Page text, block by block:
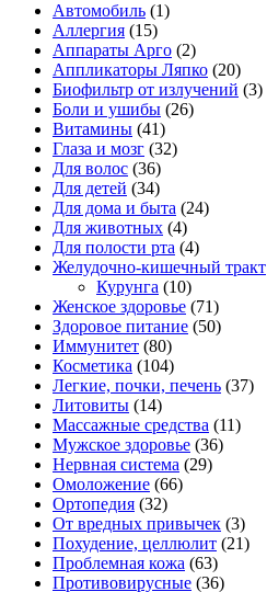
Автомобиль (1)
Аллергия (15)
Аппараты Арго (2)
Аппликаторы Ляпко (20)
Биофильтр от излучений (3)
Боли и ушибы (26)
Витамины (41)
Глаза и мозг (32)
Для волос (36)
Для детей (34)
Для дома и быта (24)
Для животных (4)
Для полости рта (4)
Желудочно-кишечный тракт
Курунга (10)
Женское здоровье (71)
Здоровое питание (50)
Иммунитет (80)
Косметика (104)
Легкие, почки, печень (37)
Литовиты (14)
Массажные средства (11)
Мужское здоровье (36)
Нервная система (29)
Омоложение (66)
Ортопедия (32)
От вредных привычек (3)
Похудение, целлюлит (21)
Проблемная кожа (63)
Противовирусные (36)